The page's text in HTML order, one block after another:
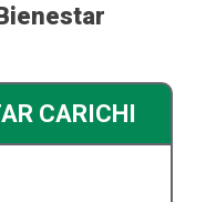
CARICHI